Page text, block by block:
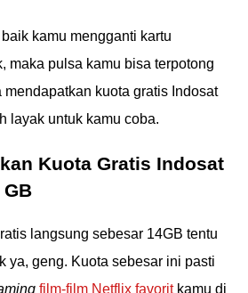
kamu mengganti kartu
maka pulsa kamu bisa terpotong
kuota gratis Indosat
layak untuk kamu coba.
Kuota Gratis Indosat
langsung sebesar 14GB tentu
ya, geng. Kuota sebesar ini pasti
film-film Netflix favoritkamu di